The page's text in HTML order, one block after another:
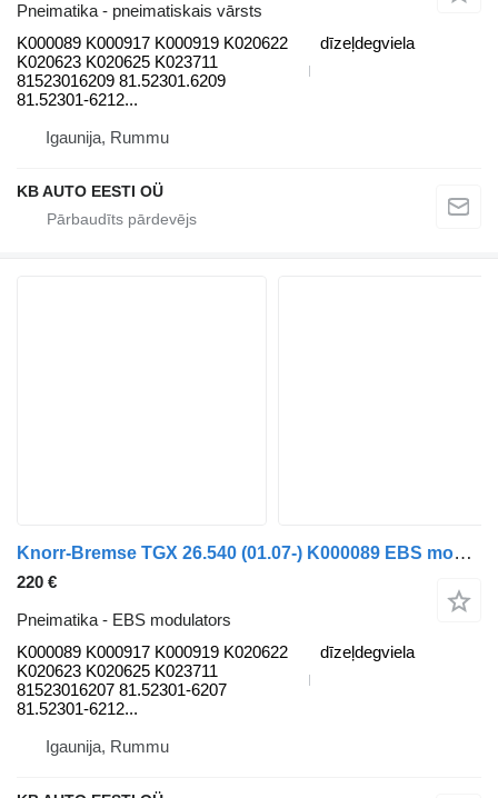
Pneimatika - pneimatiskais vārsts
K000089 K000917 K000919 K020622
K020623 K020625 K023711
81523016209 81.52301.6209
81.52301-6212...
dīzeļdegviela
Igaunija, Rummu
KB AUTO EESTI OÜ
Knorr-Bremse TGX 26.540 (01.07-) K000089 EBS modulators paredzēts MAN TGL, TGM, TGS, TGX (2005-2021) kravas automašīnas
220 €
Pneimatika - EBS modulators
K000089 K000917 K000919 K020622
K020623 K020625 K023711
81523016207 81.52301-6207
81.52301-6212...
dīzeļdegviela
Igaunija, Rummu